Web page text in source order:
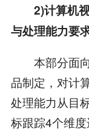
2)计算机
与处理能力要
本部分面向
品制定，对计
处理能力从目
标跟踪4个维度